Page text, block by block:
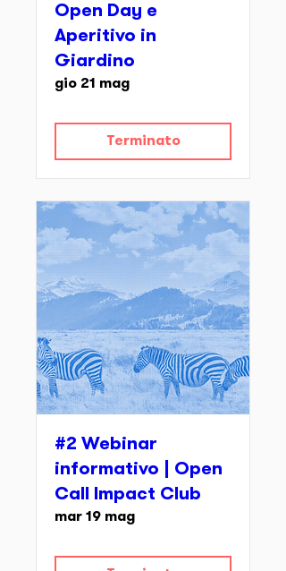
Open Day e
Aperitivo in
Giardino
gio 21 mag
Terminato
#2 Webinar
informativo | Open
Call Impact Club
mar 19 mag